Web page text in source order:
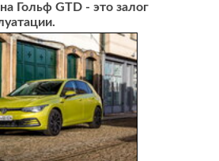
Гольф GTD - это залог